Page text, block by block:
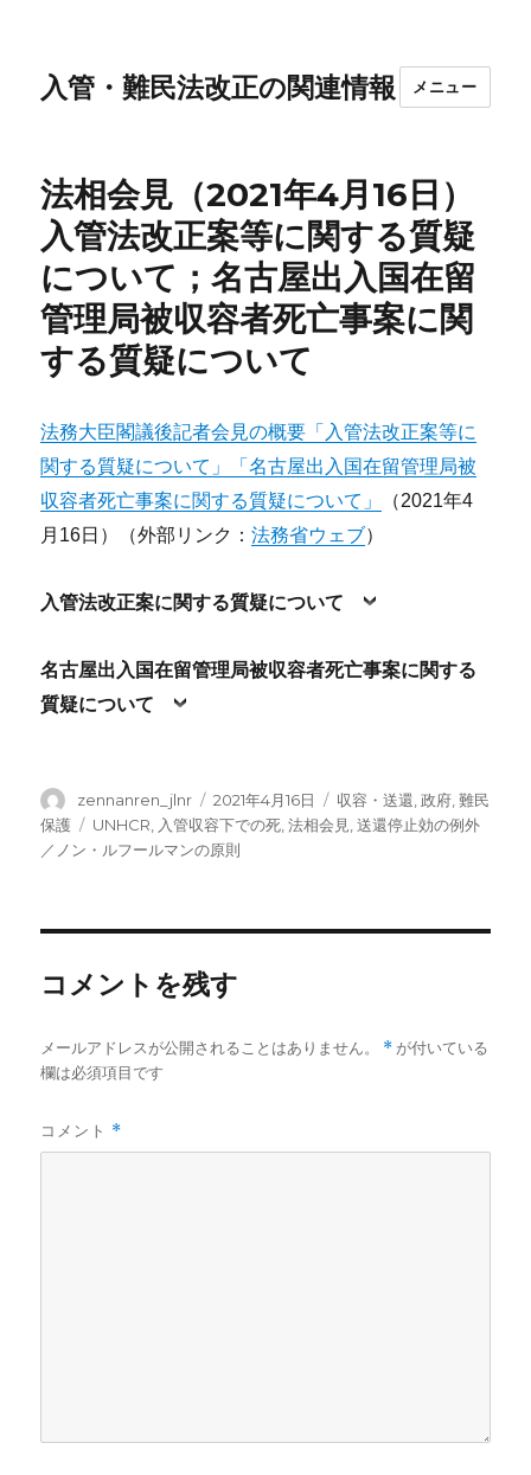
入管・難民法改正の関連情報 メニュー
法相会見（2021年4月16日）
入管法改正案等に関する質疑
について；名古屋出入国在留
管理局被収容者死亡事案に関
する質疑について
法務大臣閣議後記者会見の概要「入管法改正案等に
関する質疑について」「名古屋出入国在留管理局被
収容者死亡事案に関する質疑について」
（2021年4
月16日）（外部リンク：法務省ウェブ）
入管法改正案に関する質疑について
名古屋出入国在留管理局被収容者死亡事案に関する
質疑について
投
稿
者
zennanren_jlnr
投
稿
日:
2021年4月16日
カ
テ
収容・送還 ,政府 ,難民
保護
タ
グ
UNHCR 入管収容下での死 ,法相会見 ,送還停止効の例外
／ノン・ルフールマンの原則
コメントを残す
メールアドレスが公開されることはありません。 * が付いている
欄は必須項目です
コメント *